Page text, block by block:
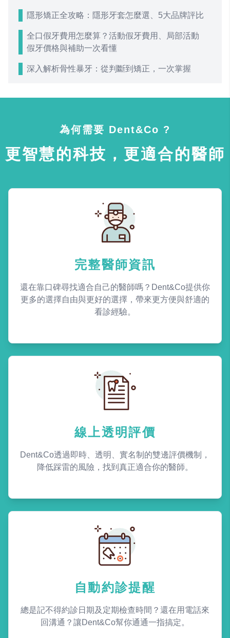
隱形矯正全攻略：隱形牙套怎麼選、5大品牌評比
全口假牙費用怎麼算？活動假牙費用、局部活動
假牙價格與補助一次看懂
深入解析骨性暴牙：從判斷到矯正，一次掌握
為何需要 Dent&Co ?
更智慧的科技，更適合的醫師
完整醫師資訊
還在靠口碑尋找適合自己的醫師嗎？Dent&Co提供你
更多的選擇自由與更好的選擇，帶來更方便與舒適的
看診經驗。
線上透明評價
Dent&Co透過即時、透明、實名制的雙邊評價機制，
降低踩雷的風險，找到真正適合你的醫師。
自動約診提醒
總是記不得約診日期及定期檢查時間？還在用電話來
回溝通？讓Dent&Co幫你通通一指搞定。